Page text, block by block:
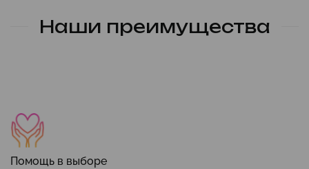
Наши преимущества
Помощь в выборе